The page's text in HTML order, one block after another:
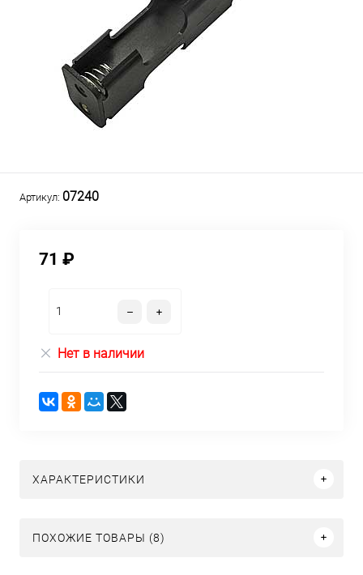
Артикул: 07240
71 ₽
Нет в наличии
ХАРАКТЕРИСТИКИ
ПОХОЖИЕ ТОВАРЫ (8)